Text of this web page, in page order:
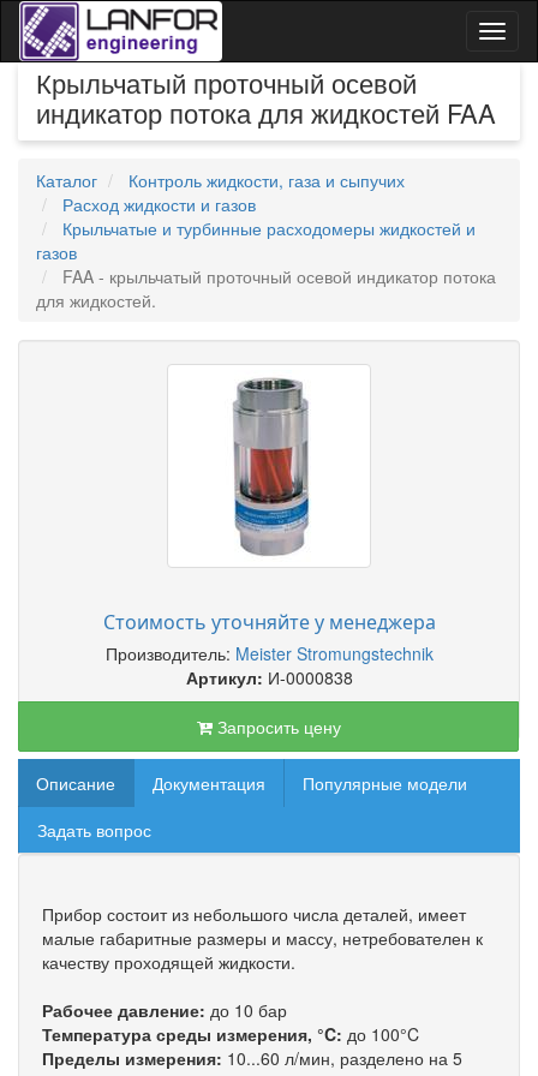
Крыльчатый проточный осевой
индикатор потока для жидкостей FAA
Каталог
Контроль жидкости, газа и сыпучих
Расход жидкости и газов
Крыльчатые и турбинные расходомеры жидкостей и
газов
FAA - крыльчатый проточный осевой индикатор потока
для жидкостей.
Стоимость уточняйте у менеджера
Производитель: Meister Stromungstechnik
Артикул: И-0000838
Запросить цену
Описание Документация
Популярные модели
Задать вопрос
Прибор состоит из небольшого числа деталей, имеет
малые габаритные размеры и массу, нетребователен к
качеству проходящей жидкости.
Рабочее давление: до 10 бар
Температура среды измерения, °C: до 100°C
Пределы измерения: 10...60 л/мин, разделено на 5